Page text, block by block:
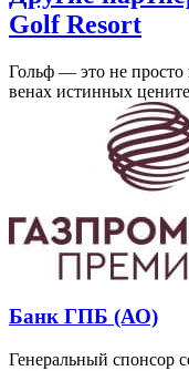
Golf Resort
Гольф — это не просто
венах истинных
Банк ГПБ (АО)
Генеральный спонсор